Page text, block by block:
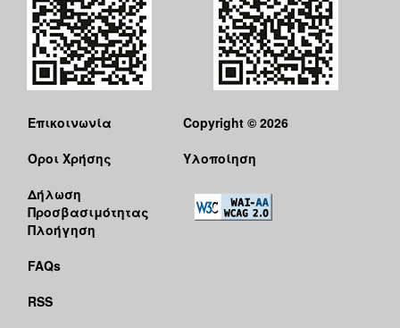
Επικοινωνία
Όροι Χρήσης
Δήλωση
Προσβασιμότητας
Πλοήγηση
FAQs
RSS
Copyright © 2026
Υλοποίηση